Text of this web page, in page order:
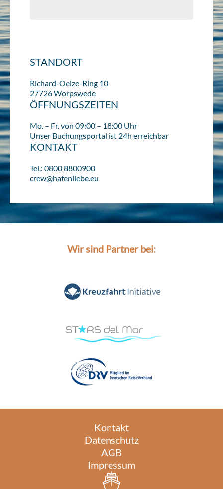
STANDORT
Richard-Oelze-Ring 10
27726 Worpswede
ÖFFNUNGSZEITEN
Mo. – Fr. von 09:00 – 18:00 Uhr
Unser Buchungsportal ist 24h erreichbar
KONTAKT
Tel.: 0800 8800900
crew@hafenliebe.eu
Wir sind Partner bei:
Kontakt
Datenschutz
AGB
Impressum